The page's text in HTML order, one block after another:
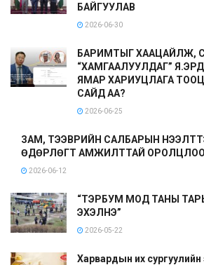
БАЙГУУЛАВ
2026-06-30
БАРИМТЫГ ХААЦАЙЛЖ,
“ХАМГААЛУУЛДАГ”
ЯМАР ХАРИУЦЛАГА
САЙД АА?
2026-06-25
ЗАМ, ТЭЭВРИЙН САЛБАРЫН
ӨДӨРЛӨГТ АМЖИЛТТАЙ ОРОЛЦЛОО
2026-06-12
“ТЭРБУМ МОД ТАНЫ
ЭХЭЛНЭ”
2026-05-22
Харвардын их